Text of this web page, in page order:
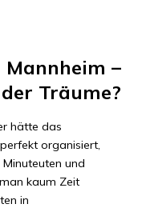
Mannheim –
Träume?
hätte das
organisiert,
und
kaum Zeit
in